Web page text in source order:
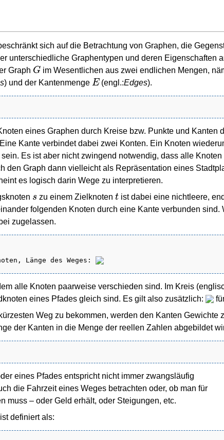
sich auf die Betrachtung von Graphen, die
unterschiedliche Graphentypen und deren Eigenschaften
Graph G im Wesentlichen aus zwei endlichen Mengen,
) und der Kantenmenge E(engl.:Edges).
eines Graphen durch Kreise bzw. Punkte und Kanten
Kante verbindet dabei zwei Konten. Ein Knoten
Es ist aber nicht zwingend notwendig, dass alle
den Graph dann vielleicht als Repräsentation eines
es logisch darin Wege zu interpretieren.
s zu einem Zielknotent ist dabei eine nichtleere,
folgenden Knoten durch eine Kante verbunden sind.
zugelassen.
Länge des Weges:
alle Knoten paarweise verschieden sind. Im Kreis
eines Pfades gleich sind. Es gilt also zusätzlich:
Weg zu bekommen, werden den Kanten
der Kanten in die Menge der reellen Zahlen abgebildet
eines Pfades entspricht nicht immer zwangsläufig
die Fahrzeit eines Weges betrachten oder, ob man für
muss – oder Geld erhält, oder Steigungen, etc.
ist definiert als: